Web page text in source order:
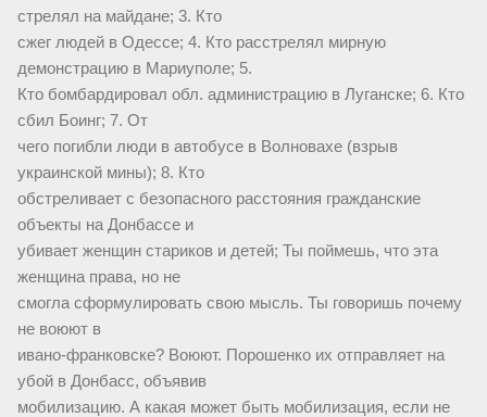
стрелял на майдане; 3. Кто
сжег людей в Одессе; 4. Кто расстрелял мирную
демонстрацию в Мариуполе; 5.
Кто бомбардировал обл. администрацию в Луганске; 6. Кто
сбил Боинг; 7. От
чего погибли люди в автобусе в Волновахе (взрыв
украинской мины); 8. Кто
обстреливает с безопасного расстояния гражданские
объекты на Донбассе и
убивает женщин стариков и детей; Ты поймешь, что эта
женщина права, но не
смогла сформулировать свою мысль. Ты говоришь почему
не воюют в
ивано-франковске? Воюют. Порошенко их отправляет на
убой в Донбасс, объявив
мобилизацию. А какая может быть мобилизация, если не